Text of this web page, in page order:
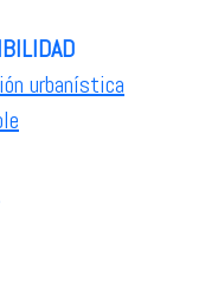
urbanística